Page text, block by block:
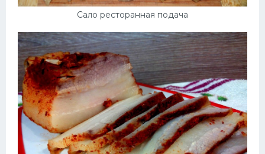
Сало ресторанная подача